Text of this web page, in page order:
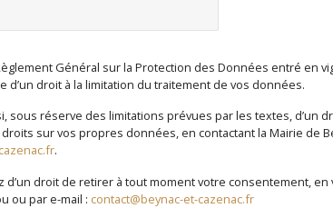
Général sur la Protection des Données entré en
d’un droit à la limitation du traitement de vos données.
sous réserve des limitations prévues par les textes, d’un
sur vos propres données, en contactant la Mairie de
.
droit de retirer à tout moment votre consentement, en
ou par e-mail : contact@beynac-et-cazenac.fr